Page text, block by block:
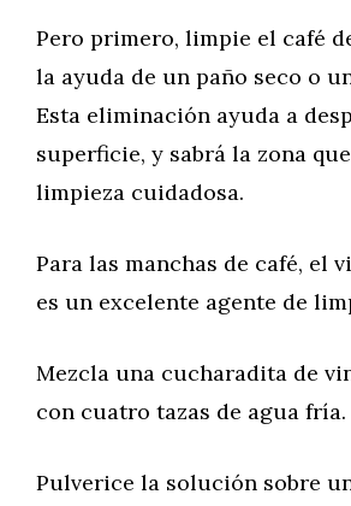
Pero primero, limpie el café
la ayuda de un paño seco o
Esta eliminación ayuda a
superficie, y sabrá la zona
limpieza cuidadosa.
Para las manchas de café, el
es un excelente agente de
Mezcla una cucharadita de
con cuatro tazas de agua fría.
Pulverice la solución sobre